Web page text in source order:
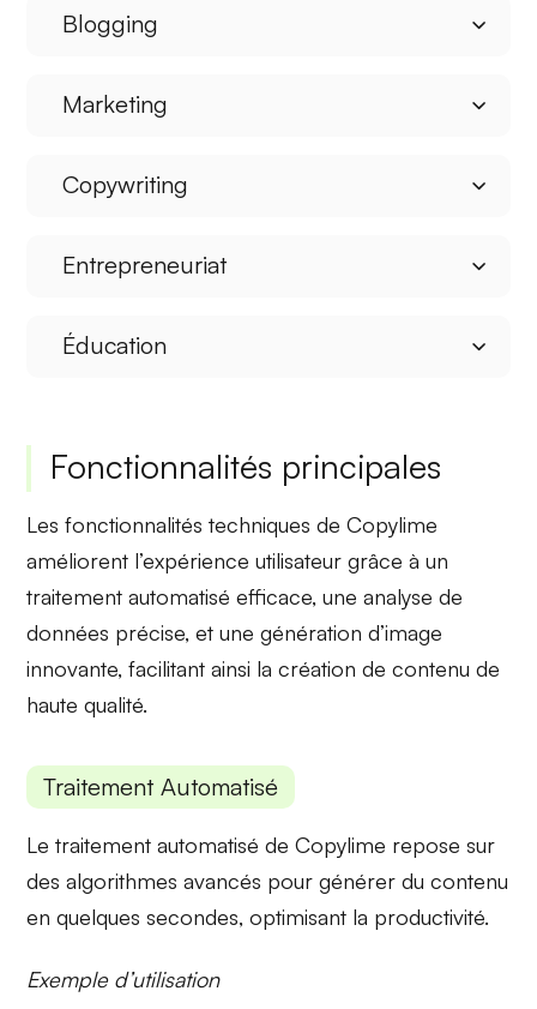
Blogging
Marketing
Copywriting
Entrepreneuriat
Éducation
Fonctionnalités principales
Les fonctionnalités techniques de Copylime
améliorent l’expérience utilisateur grâce à un
traitement automatisé efficace, uneanalyse de
données précise, et unegénération d’image
innovante, facilitant ainsi la création de contenu de
haute qualité.
Traitement Automatisé
Letraitement automatisé de Copylime repose sur
des algorithmes avancés pour générer du contenu
en quelques secondes, optimisant la productivité.
Exemple d’utilisation